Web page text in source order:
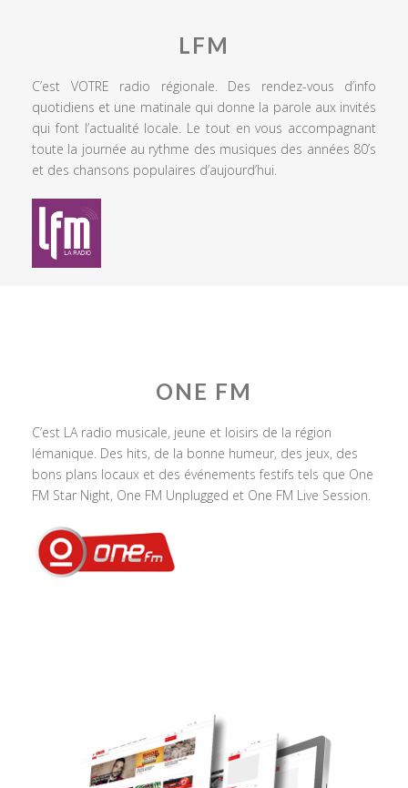
LFM
C’est VOTRE radio régionale. Des rendez-vous d’info
quotidiens et une matinale qui donne la parole aux invités
qui font l’actualité locale. Le tout en vous accompagnant
toute la journée au rythme des musiques des années 80’s
et des chansons populaires d’aujourd’hui.
ONE FM
C’est LA radio musicale, jeune et loisirs de la région
lémanique. Des hits, de la bonne humeur, des jeux, des
bons plans locaux et des événements festifs tels que One
FM Star Night, One FM Unplugged et One FM Live Session.